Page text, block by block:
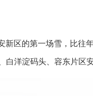
区的第一场雪，比往年
白洋淀码头、容东片区